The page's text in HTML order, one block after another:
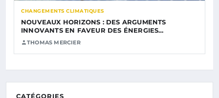
CHANGEMENTS CLIMATIQUES
NOUVEAUX HORIZONS : DES ARGUMENTS
INNOVANTS EN FAVEUR DES ÉNERGIES…
THOMAS MERCIER
CATÉGORIES